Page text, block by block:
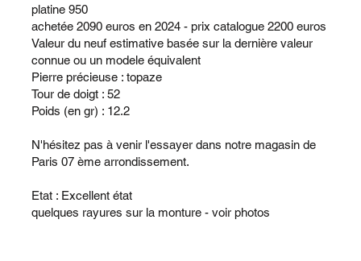
platine 950
achetée 2090 euros en 2024 - prix catalogue 2200 euros
Valeur du neuf estimative basée sur la dernière valeur
connue ou un modele équivalent
Pierre précieuse : topaze
Tour de doigt : 52
Poids (en gr) : 12.2
N'hésitez pas à venir l'essayer dans notre magasin de
Paris 07 ème arrondissement.
Etat : Excellent état
quelques rayures sur la monture - voir photos